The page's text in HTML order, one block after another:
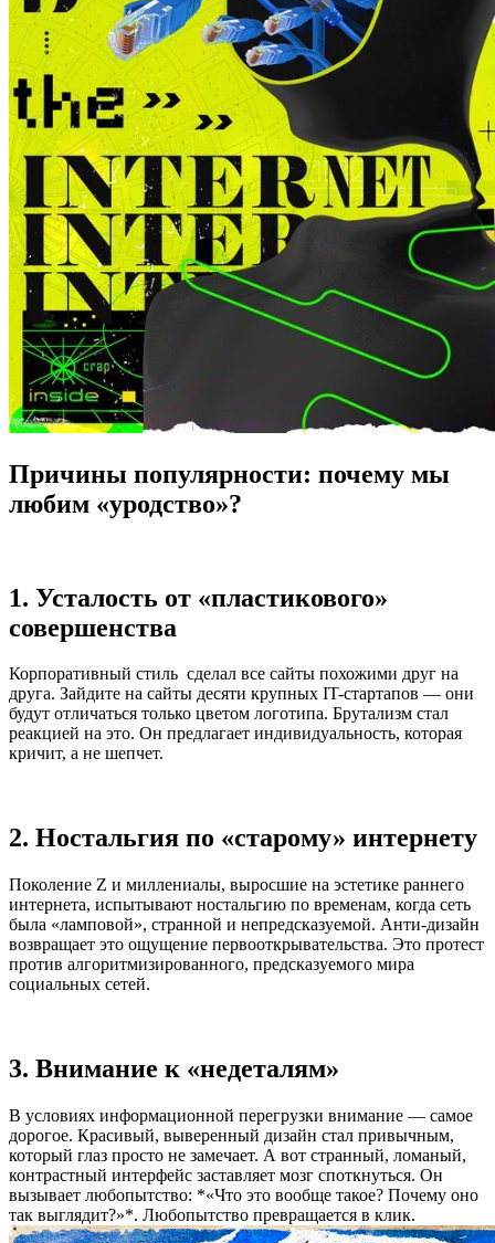
Причины популярности: почему мы
любим «уродство»?
1. Усталость от «пластикового»
совершенства
Корпоративный стиль сделал все сайты похожими друг на
друга. Зайдите на сайты десяти крупных IT-стартапов — они
будут отличаться только цветом логотипа. Брутализм стал
реакцией на это. Он предлагает индивидуальность, которая
кричит, а не шепчет.
2. Ностальгия по «старому» интернету
Поколение Z и миллениалы, выросшие на эстетике раннего
интернета, испытывают ностальгию по временам, когда сеть
была «ламповой», странной и непредсказуемой. Анти-дизайн
возвращает это ощущение первооткрывательства. Это протест
против алгоритмизированного, предсказуемого мира
социальных сетей.
3. Внимание к «недеталям»
В условиях информационной перегрузки внимание — самое
дорогое. Красивый, выверенный дизайн стал привычным,
который глаз просто не замечает. А вот странный, ломаный,
контрастный интерфейс заставляет мозг споткнуться. Он
вызывает любопытство: *«Что это вообще такое? Почему оно
так выглядит?»*. Любопытство превращается в клик.